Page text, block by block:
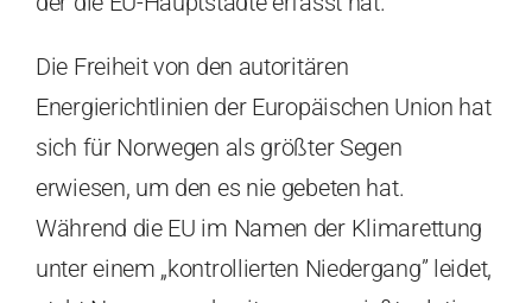
Die Freiheit von den autoritären
Energierichtlinien der Europäischen Union hat
sich für Norwegen als größter Segen
erwiesen, um den es nie gebeten hat.
Während die EU im Namen der Klimarettung
unter einem „kontrollierten Niedergang” leidet,